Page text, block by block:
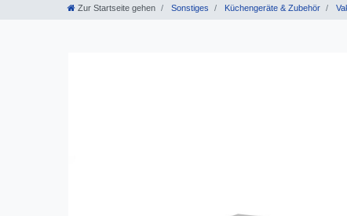
Zur Startseite gehen Sonstiges Küchengeräte & Zubehör